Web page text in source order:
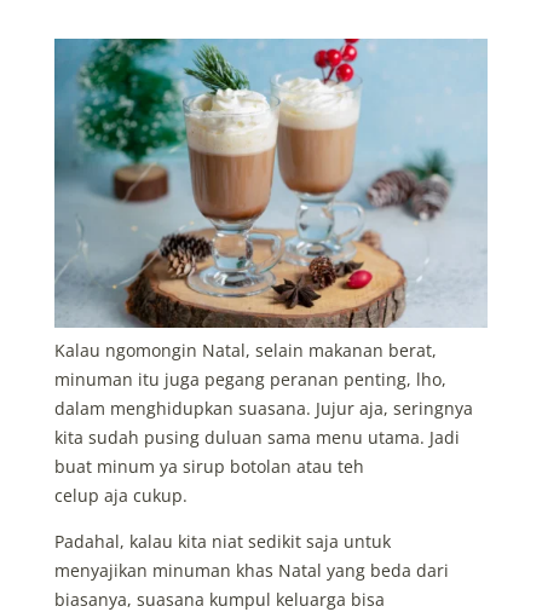
Kalau ngomongin Natal, selain makanan berat,
minuman itu juga pegang peranan penting, lho,
dalam menghidupkan suasana. Jujur aja, seringnya
kita sudah pusing duluan sama menu utama. Jadi
buat minum ya sirup botolan atau teh
celup aja cukup.
Padahal, kalau kita niat sedikit saja untuk
menyajikan minuman khas Natal yang beda dari
biasanya, suasana kumpul keluarga bisa